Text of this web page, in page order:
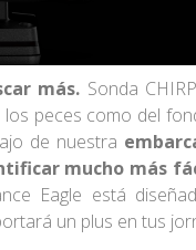
más. Sonda
los peces como del
de nuestra
mucho más
Eagle está
un plus en tus